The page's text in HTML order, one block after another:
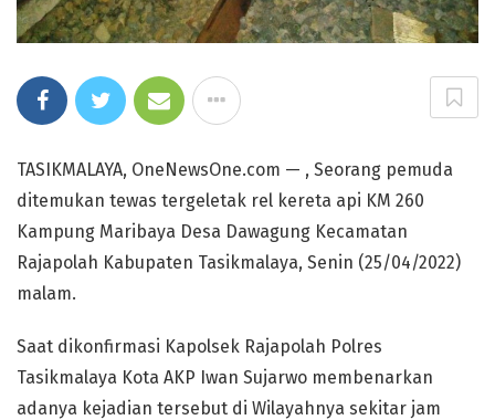
TASIKMALAYA, OneNewsOne.com — , Seorang pemuda
ditemukan tewas tergeletak rel kereta api KM 260
Kampung Maribaya Desa Dawagung Kecamatan
Rajapolah Kabupaten Tasikmalaya, Senin (25/04/2022)
malam.
Saat dikonfirmasi Kapolsek Rajapolah Polres
Tasikmalaya Kota AKP Iwan Sujarwo membenarkan
adanya kejadian tersebut di Wilayahnya sekitar jam